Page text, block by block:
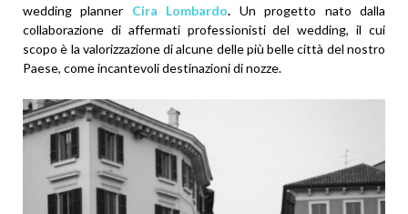
wedding planner Cira Lombardo. Un progetto nato dalla
collaborazione di affermati professionisti del wedding, il cui
scopo è la valorizzazione di alcune delle più belle città del nostro
Paese, come incantevoli destinazioni di nozze.